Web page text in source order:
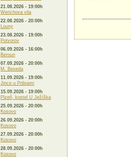
21.08.2026 - 19:00h
Werichova vila
22.08.2026 - 20:00h
Louny
23.08.2026 - 19:00h
Potvorov
06.09.2026 - 16:00h
Beroun
07.09.2026 - 20:00h
M. Beseda
11.09.2026 - 19:00h
Jince u Pribrami
15.09.2026 - 19:00h
Plzeň, kostel U Ježíška
25.09.2026 - 20:00h
Kosovo
26.09.2026 - 20:00h
Kosovo
27.09.2026 - 20:00h
Kosovo
28.09.2026 - 20:00h
Kosovo